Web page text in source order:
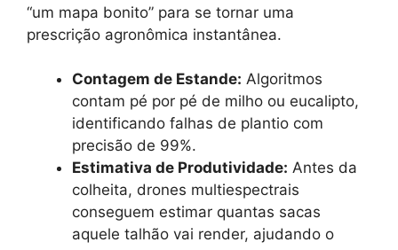
“um mapa bonito” para se tornar uma
prescrição agronômica instantânea.
Contagem de Estande: Algoritmos
contam pé por pé de milho ou eucalipto,
identificando falhas de plantio com
precisão de 99%.
Estimativa de Produtividade: Antes da
colheita, drones multiespectrais
conseguem estimar quantas sacas
aquele talhão vai render, ajudando o